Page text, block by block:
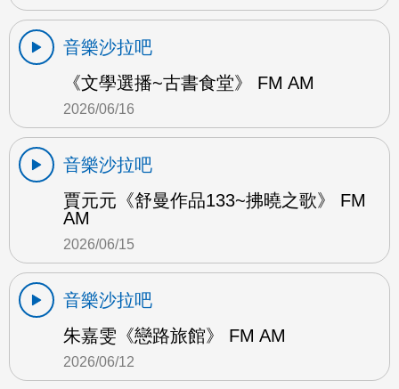
音樂沙拉吧
《文學選播~古書食堂》 FM AM
2026/06/16
音樂沙拉吧
賈元元《舒曼作品133~拂曉之歌》 FM
AM
2026/06/15
音樂沙拉吧
朱嘉雯《戀路旅館》 FM AM
2026/06/12